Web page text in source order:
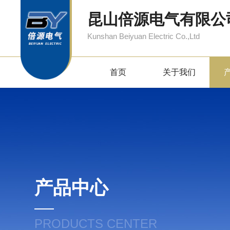
昆山倍源电气有限公
Kunshan Beiyuan Electric Co.,Ltd
首页 关于我们
产品中心
PRODUCTS CENTER